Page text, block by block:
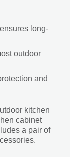
long-
outdoor
and
kitchen
cabinet
a pair of